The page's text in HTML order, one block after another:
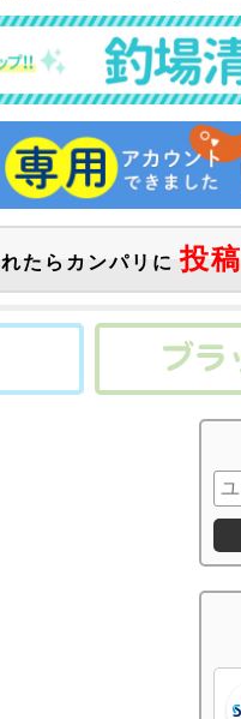
たらカンパリに 投稿